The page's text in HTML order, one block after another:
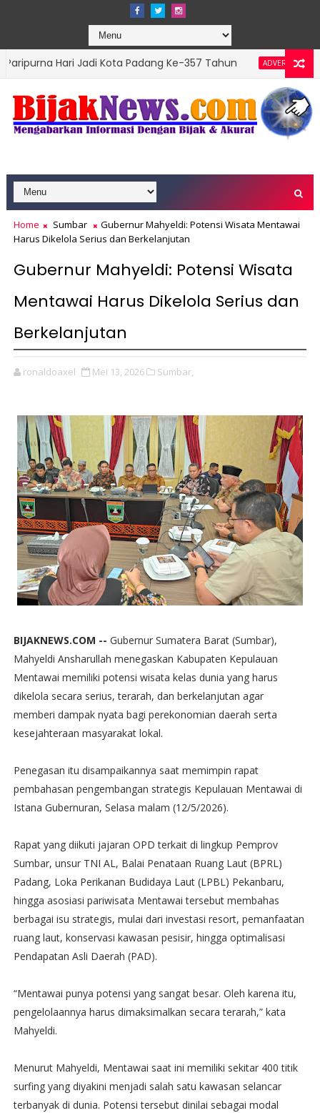
Jadi Kota Padang Ke-357 Tahun ADVERTORIAL
DPRD
Home Sumbar
Gubernur Mahyeldi: Potensi Wisata Mentawai
Harus Dikelola Serius dan Berkelanjutan
Gubernur Mahyeldi: Potensi Wisata
Mentawai Harus Dikelola Serius dan
Berkelanjutan
ronaldoaxel Mei 13, 2026 Sumbar,
BIJAKNEWS.COM -- Gubernur Sumatera Barat (Sumbar),
Mahyeldi Ansharullah menegaskan Kabupaten Kepulauan
Mentawai memiliki potensi wisata kelas dunia yang harus
dikelola secara serius, terarah, dan berkelanjutan agar
memberi dampak nyata bagi perekonomian daerah serta
kesejahteraan masyarakat lokal.
Penegasan itu disampaikannya saat memimpin rapat
pembahasan pengembangan strategis Kepulauan Mentawai di
Istana Gubernuran, Selasa malam (12/5/2026).
Rapat yang diikuti jajaran OPD terkait di lingkup Pemprov
Sumbar, unsur TNI AL, Balai Penataan Ruang Laut (BPRL)
Padang, Loka Perikanan Budidaya Laut (LPBL) Pekanbaru,
hingga asosiasi pariwisata Mentawai tersebut membahas
berbagai isu strategis, mulai dari investasi resort, pemanfaatan
ruang laut, konservasi kawasan pesisir, hingga optimalisasi
Pendapatan Asli Daerah (PAD).
“Mentawai punya potensi yang sangat besar. Oleh karena itu,
pengelolaannya harus dimaksimalkan secara terarah,” kata
Mahyeldi.
Menurut Mahyeldi, Mentawai saat ini memiliki sekitar 400 titik
surfing yang diyakini menjadi salah satu kawasan selancar
terbanyak di dunia. Potensi tersebut dinilai sebagai modal